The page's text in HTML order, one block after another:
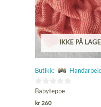
IKKE PÅ
Butikk:
0
ut
Babyteppe
kr 260